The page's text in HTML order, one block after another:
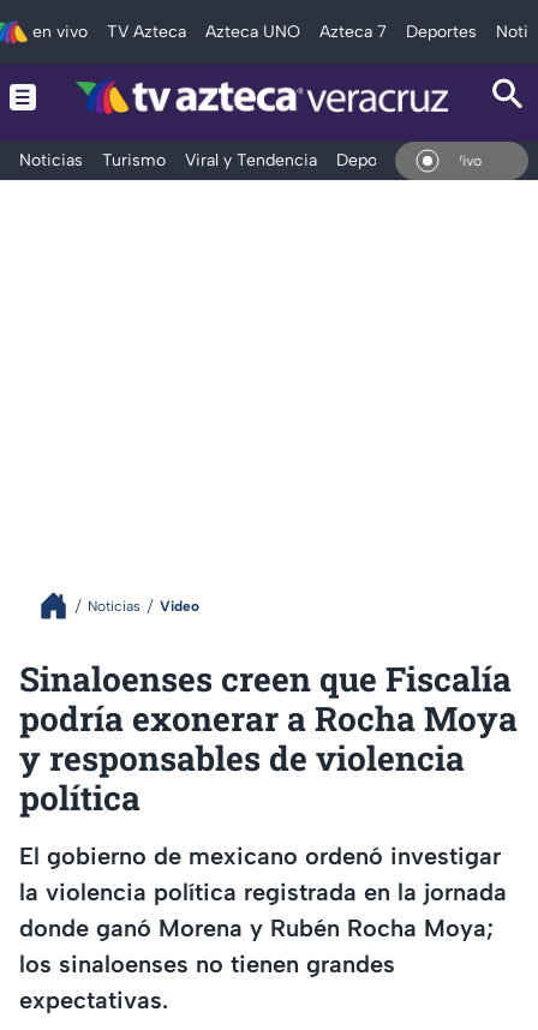
en vivo TV Azteca Azteca UNO Azteca 7 Deportes
Noticias Turismo Viral y Tendencia Deportes Espectáculos
En Vivo
Noticias Video
Sinaloenses creen que Fiscalía
podría exonerar a Rocha Moya
y responsables de violencia
política
El gobierno de mexicano ordenó investigar
la violencia política registrada en la jornada
donde ganó Morena y Rubén Rocha Moya;
los sinaloenses no tienen grandes
expectativas.